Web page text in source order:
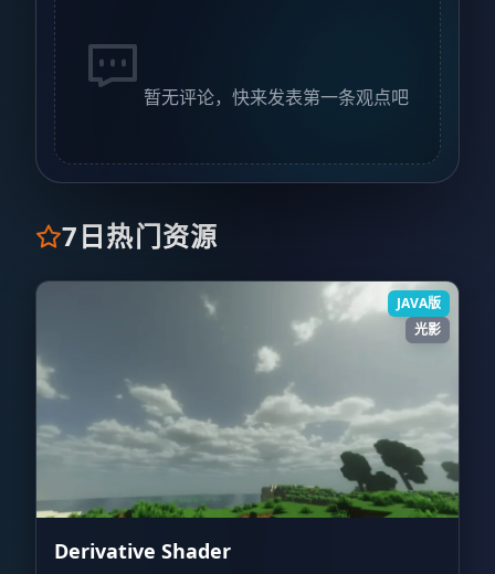
暂无评论，快来发表第一条观点吧
7日热门资源
JAVA版
光影
Derivative Shader